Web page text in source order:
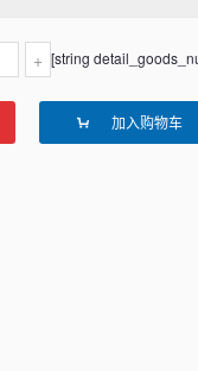
+ [string
加入购物车